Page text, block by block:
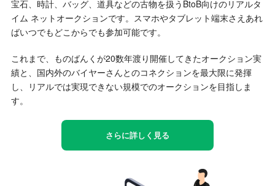
宝石、時計、バッグ、道具などの古物を扱うBtoB向けのリアルタ
イム ネットオークションです。スマホやタブレット端末さえあれ
ばいつでもどこからでも参加可能です。
これまで、ものばんくが20数年渡り開催してきたオークション実
績と、国内外のバイヤーさんとのコネクションを最大限に発揮
し、リアルでは実現できない規模でのオークションを目指しま
す。
さらに詳しく見る